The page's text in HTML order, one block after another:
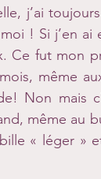
j’ai
! Si j’en ai
Ce fut mon
même
Non mais
même au
« léger